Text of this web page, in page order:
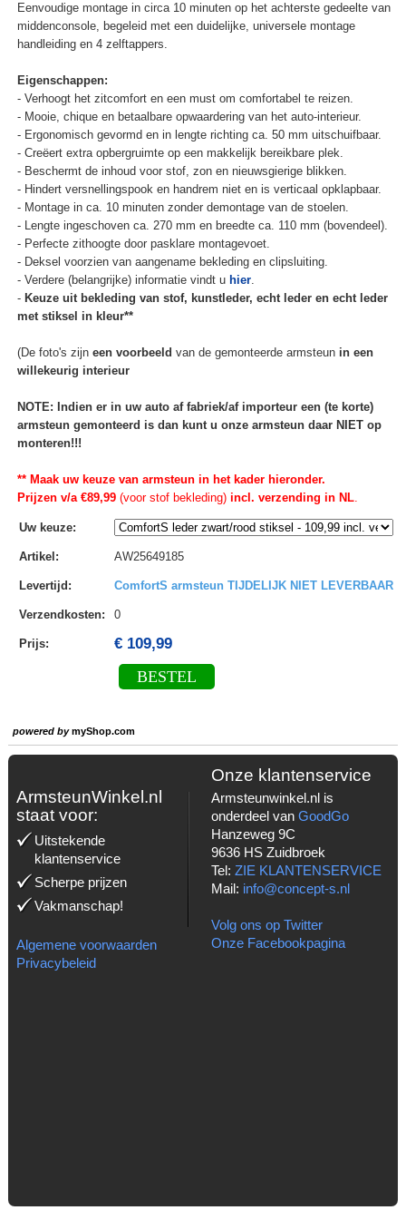
Eenvoudige montage in circa 10 minuten op het achterste gedeelte van
middenconsole, begeleid met een duidelijke, universele montage
handleiding en 4 zelftappers.
Eigenschappen:
- Verhoogt het zitcomfort en een must om comfortabel te reizen.
- Mooie, chique en betaalbare opwaardering van het auto-interieur.
- Ergonomisch gevormd en in lengte richting ca. 50 mm uitschuifbaar.
- Creëert extra opbergruimte op een makkelijk bereikbare plek.
- Beschermt de inhoud voor stof, zon en nieuwsgierige blikken.
- Hindert versnellingspook en handrem niet en is verticaal opklapbaar.
- Montage in ca. 10 minuten zonder demontage van de stoelen.
- Lengte ingeschoven ca. 270 mm en breedte ca. 110 mm (bovendeel).
- Perfecte zithoogte door pasklare montagevoet.
- Deksel voorzien van aangename bekleding en clipsluiting.
- Verdere (belangrijke) informatie vindt u hier.
- Keuze uit bekleding van stof, kunstleder, echt leder en echt leder
met stiksel in kleur**
(De foto's zijn een voorbeeld van de gemonteerde armsteun in een
willekeurig interieur
NOTE: Indien er in uw auto af fabriek/af importeur een (te korte)
armsteun gemonteerd is dan kunt u onze armsteun daar NIET op
monteren!!!
** Maak uw keuze van armsteun in het kader hieronder.
Prijzen v/a €89,99(voor stof bekleding)incl. verzending in NL.
Uw keuze:
Artikel : AW25649185
Levertijd : ComfortS armsteun TIJDELIJK NIET LEVERBAAR
Verzendkosten: 0
Prijs: € 109,99
BESTEL
powered bymyShop.com
ArmsteunWinkel.nl
staat voor:
Uitstekende
klantenservice
Scherpe prijzen
Vakmanschap!
Algemene voorwaarden
Privacybeleid
Onze klantenservice
Armsteunwinkel.nl is
onderdeel van GoodGo
Hanzeweg 9C
9636 HS Zuidbroek
Tel: ZIE KLANTENSERVICE
Mail: info@concept-s.nl
Volg ons op Twitter
Onze Facebookpagina